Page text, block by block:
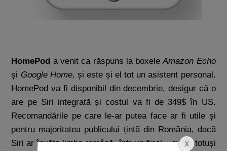
HomePod a venit ca răspuns la boxeleAmazon Echo
și Google Home, și este și el tot un asistent personal.
HomePod va fi disponibil din decembrie, desigur că o
are pe Siri integrată și costul va fi de 349$ în US.
Recomandările pe care le-ar putea face ar fi utile și
pentru majoritatea publicului țintă din România, dacă
Siri ar învăța limba română, într-un final – avem totuși